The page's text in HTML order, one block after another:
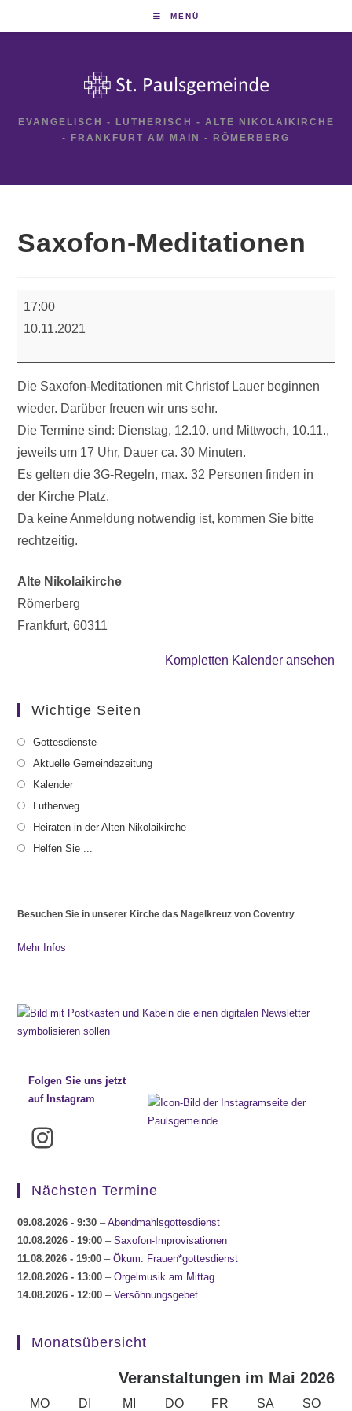
MENÜ
EVANGELISCH - LUTHERISCH - ALTE NIKOLAIKIRCHE
- FRANKFURT AM MAIN - RÖMERBERG
Saxofon-Meditationen
17:00
10.11.2021
Die Saxofon-Meditationen mit Christof Lauer beginnen
wieder. Darüber freuen wir uns sehr.
Die Termine sind: Dienstag, 12.10. und Mittwoch, 10.11.,
jeweils um 17 Uhr, Dauer ca. 30 Minuten.
Es gelten die 3G-Regeln, max. 32 Personen finden in
der Kirche Platz.
Da keine Anmeldung notwendig ist, kommen Sie bitte
rechtzeitig.
Alte Nikolaikirche
Römerberg
Frankfurt,60311
Kompletten Kalender ansehen
Wichtige Seiten
Gottesdienste
Aktuelle Gemeindezeitung
Kalender
Lutherweg
Heiraten in der Alten Nikolaikirche
Helfen Sie ...
Besuchen Sie in unserer Kirche das Nagelkreuz von Coventry
Mehr Infos
Folgen Sie uns jetzt
auf Instagram
Instagram
Nächsten Termine
09.08.2026 - 9:30 –Abendmahlsgottesdienst
10.08.2026 - 19:00 –Saxofon-Improvisationen
11.08.2026 - 19:00 –Ökum. Frauen*gottesdienst
12.08.2026 - 13:00 –Orgelmusik am Mittag
14.08.2026 - 12:00 –Versöhnungsgebet
Monatsübersicht
Veranstaltungen im Mai 2026
MO MONTAG
DI DIENSTAG
MI MITTWOCH
DO DONNERSTAG
FR FREITAG
SA SAMSTAG
SO